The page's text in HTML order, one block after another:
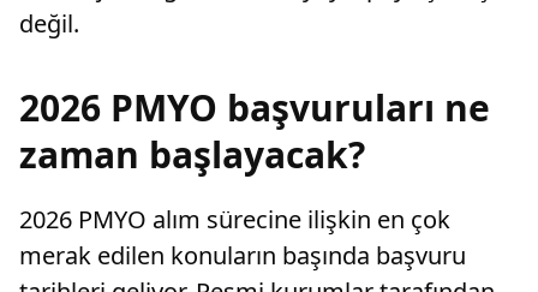
değil.
2026 PMYO başvuruları ne
zaman başlayacak?
2026 PMYO alım sürecine ilişkin en çok
merak edilen konuların başında başvuru